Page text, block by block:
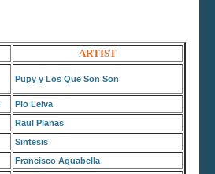
ARTIST
Pupy y Los Que Son Son
Pio Leiva
Raul Planas
Sintesis
Francisco Aguabella